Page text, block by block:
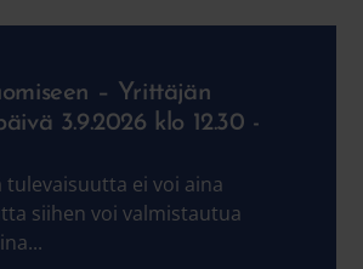
– Yrittäjän
3.9.2026 klo 12.30 -
tulevaisuutta ei voi aina
siihen voi valmistautua